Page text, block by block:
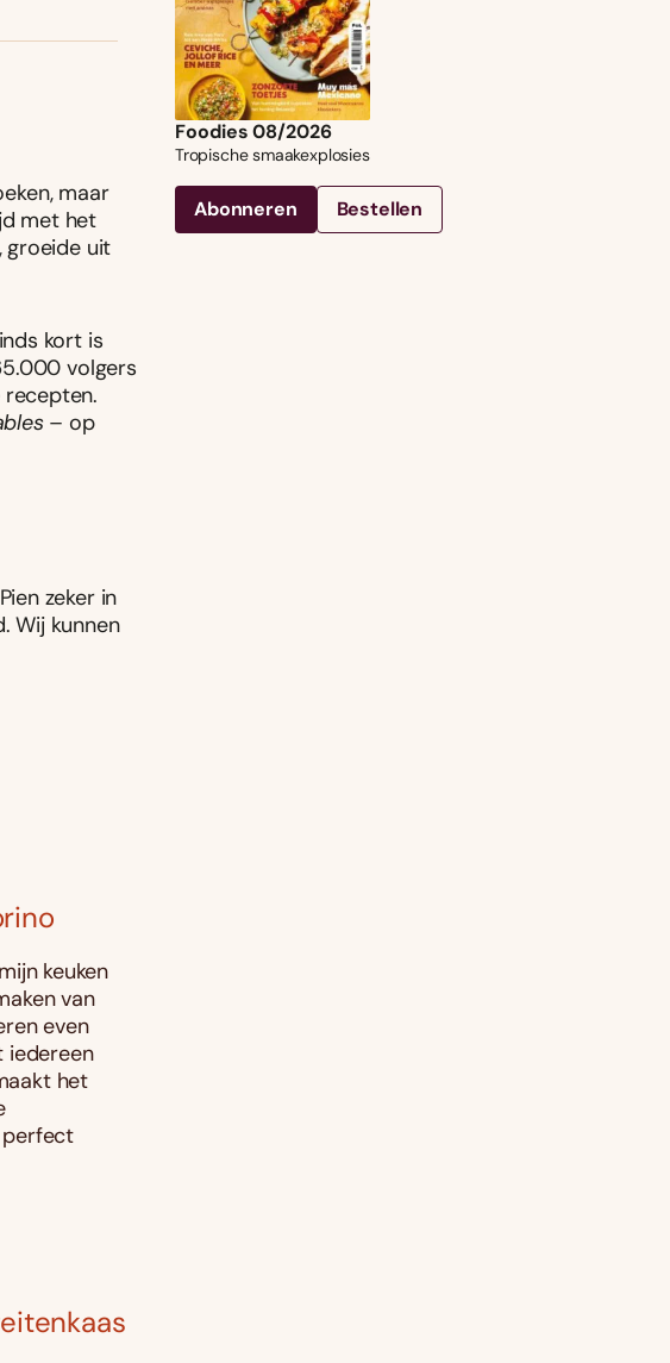
maar
met het
groeide uit
kort is
volgers
recepten.
– op
zeker in
Wij kunnen
keuken
van
even
iedereen
het
perfect
Foodies 08/2026
Tropische smaakexplosies
Abonneren Bestellen